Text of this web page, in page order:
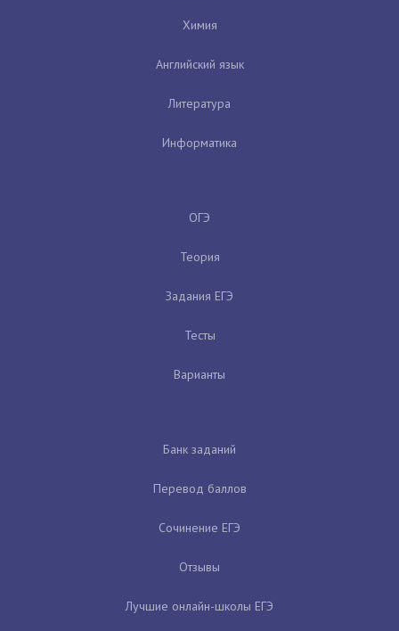
Химия
Английский язык
Литература
Информатика
ОГЭ
Теория
Задания ЕГЭ
Тесты
Варианты
Банк заданий
Перевод баллов
Сочинение ЕГЭ
Отзывы
Лучшие онлайн-школы ЕГЭ